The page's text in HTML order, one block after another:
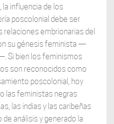
influencia de los
poscolonial debe ser
embrionarias del
su génesis feminista —
Si bien los feminismos
son reconocidos como
poscolonial, hoy
las feministas negras
las indias y las caribeñas
análisis y generado la